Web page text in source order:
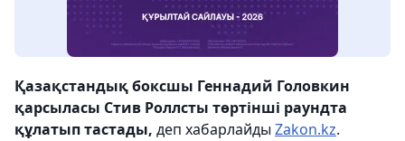
Қазақстандық боксшы Геннадий Головкин
қарсыласы Стив Роллсты төртінші раундта
құлатып тастады, деп хабарлайды Zakon.kz.